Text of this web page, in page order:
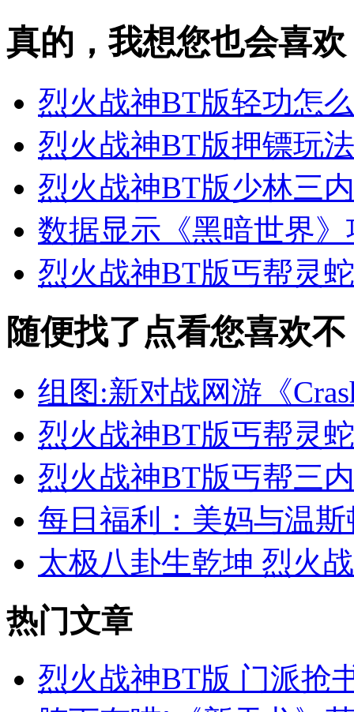
真的，我想您也会喜欢
烈火战神BT版轻功怎
烈火战神BT版押镖玩
烈火战神BT版少林三
数据显示《黑暗世界
烈火战神BT版丐帮灵
随便找了点看您喜欢不
组图:新对战网游《
烈火战神BT版丐帮灵
烈火战神BT版丐帮三
每日福利：美妈与温
太极八卦生乾坤 烈火
热门文章
烈火战神BT版 门派抢